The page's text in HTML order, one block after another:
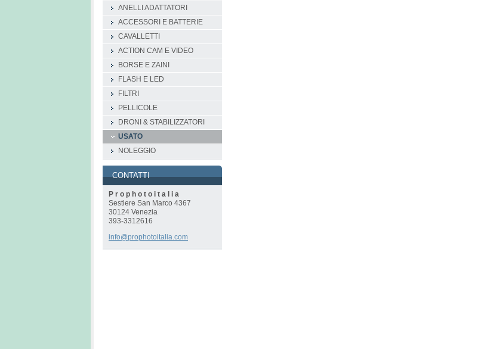
ANELLI ADATTATORI
ACCESSORI E BATTERIE
CAVALLETTI
ACTION CAM E VIDEO
BORSE E ZAINI
FLASH E LED
FILTRI
PELLICOLE
DRONI & STABILIZZATORI
USATO
NOLEGGIO
CONTATTI
P r o p h o t o i t a l i a
Sestiere San Marco 4367
30124 Venezia
393-3312616
info@prophotoita lia.com